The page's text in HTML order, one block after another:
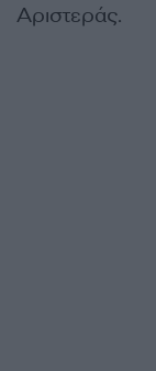
Αριστεράς.